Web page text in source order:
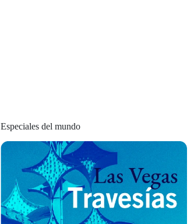
Especiales del mundo